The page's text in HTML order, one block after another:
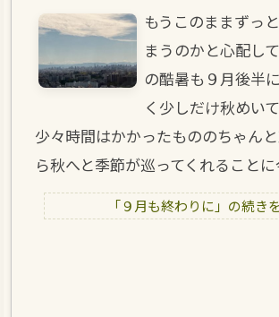
もうこのままずっ
まうのかと心配し
の酷暑も９月後半
く少しだけ秋めい
少々時間はかかったもののちゃん
ら秋へと季節が巡ってくれることに
「９月も終わりに」の続き